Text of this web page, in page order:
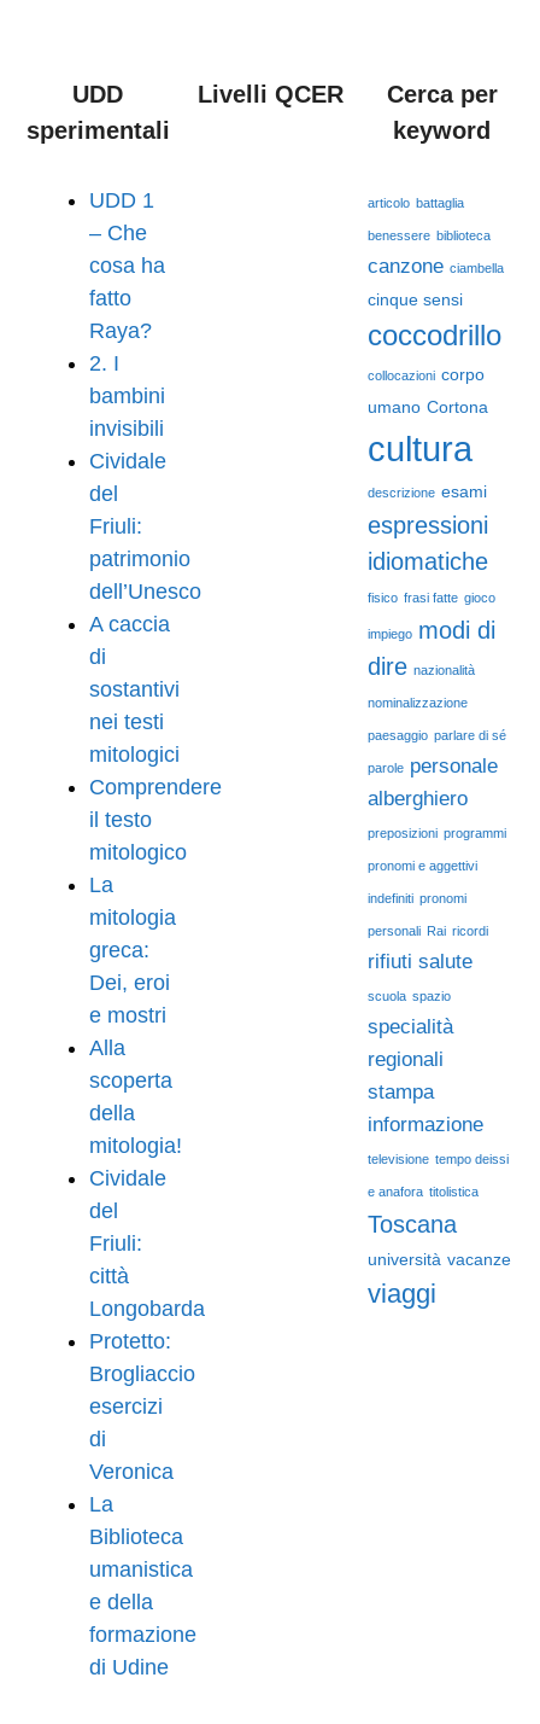
UDD
sperimentali
UDD 1
– Che
cosa ha
fatto
Raya?
2. I
bambini
invisibili
Cividale
del
Friuli:
patrimonio
dell’Unesco
A caccia
di
sostantivi
nei testi
mitologici
Comprendere
il testo
mitologico
La
mitologia
greca:
Dei, eroi
e mostri
Alla
scoperta
della
mitologia!
Cividale
del
Friuli:
città
Longobarda
Protetto:
Brogliaccio
esercizi
di
Veronica
La
Biblioteca
umanistica
e della
formazione
di Udine
Livelli QCER
Cerca per
keyword
articolo battaglia
benessere biblioteca
canzone ciambella
cinque sensi
coccodrillo
collocazioni corpo
umano Cortona
cultura
descrizione esami
espressioni
idiomatiche
fisico frasi fatte gioco
impiego modi di
dire nazionalità
nominalizzazione
paesaggio parlare di sé
parole personale
alberghiero
preposizioni programmi
pronomi e aggettivi
indefiniti pronomi
personali Rai ricordi
rifiuti salute
scuola spazio
specialità
regionali
stampa
informazione
televisione tempo deissi
e anafora titolistica
Toscana
università vacanze
viaggi